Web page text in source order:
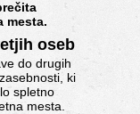
mesta.
oseb
do drugih
ki
spletno
mesta.